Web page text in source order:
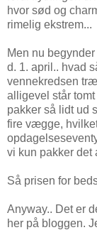
hvor sød og
rimelig ekstrem...
Men nu
d. 1. april.. hvad
vennekredsen
alligevel står
pakker så lidt ud
fire vægge,
vi kun pakker det
Så prisen for
Anyway.. Det er
her på bloggen.